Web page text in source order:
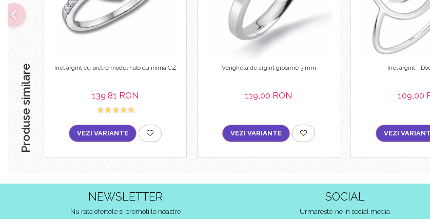
Produse similare Inel argint cu pietre model halo cu inima CZ
139,81 RON
VEZI VARIANTE
Verigheta de argint grosime 3 mm
119,00 RON
VEZI VARIANTE
Inel argint -
109,00
VEZI
NEWSLETTER
Nu rata ofertele si promotiile noastre
SOCIAL
Urmareste-ne in social media